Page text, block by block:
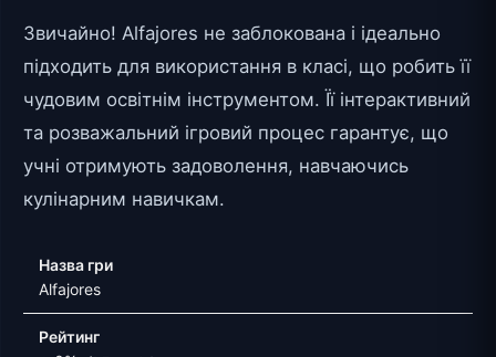
Звичайно! Alfajores не заблокована і ідеально
підходить для використання в класі, що робить її
чудовим освітнім інструментом. Її інтерактивний
та розважальний ігровий процес гарантує, що
учні отримують задоволення, навчаючись
кулінарним навичкам.
Назва гри
Alfajores
Рейтинг